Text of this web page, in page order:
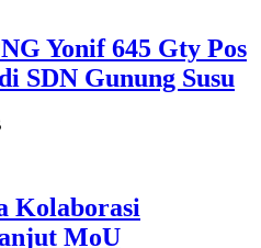
Yonif 645 Gty Pos
SDN Gunung Susu
Kolaborasi
MoU